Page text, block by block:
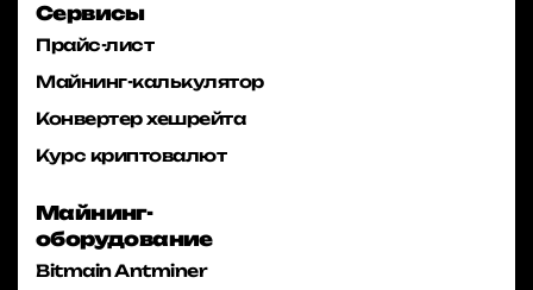
Сервисы
Прайс-лист
Майнинг-калькулятор
Конвертер хешрейта
Курс криптовалют
Майнинг-
оборудование
Bitmain Antminer